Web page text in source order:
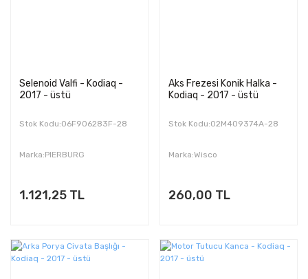
Selenoid Valfi - Kodiaq -
2017 - üstü
Stok Kodu:06F906283F-28
Marka:PIERBURG
1.121,25 TL
Aks Frezesi Konik Halka -
Kodiaq - 2017 - üstü
Stok Kodu:02M409374A-28
Marka:Wisco
260,00 TL